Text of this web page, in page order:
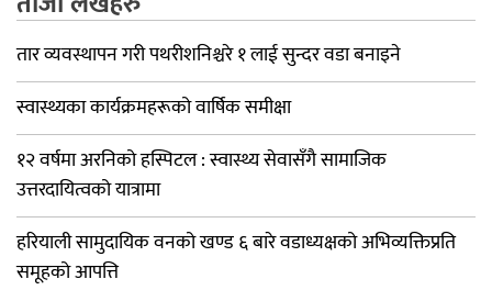
तार व्यवस्थापन गरी पथरीशनिश्चरे १ लाई सुन्दर वडा बनाइने
स्वास्थ्यका कार्यक्रमहरूको वार्षिक समीक्षा
१२ वर्षमा अरनिको हस्पिटल : स्वास्थ्य सेवासँगै सामाजिक
उत्तरदायित्वको यात्रामा
हरियाली सामुदायिक वनको खण्ड ६ बारे वडाध्यक्षको अभिव्यक्तिप्रति
समूहको आपत्ति